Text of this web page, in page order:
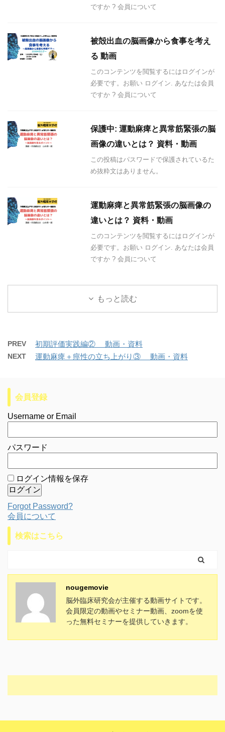
ですか ? 会員について
被殻出血の脳画像から食事を考え
る 動画
このコンテンツを閲覧するにはログインが
必要です。お願い ログイン. あなたは会員
ですか ? 会員について
保護中: 運動麻痺と異常筋緊張の脳
画像の違いとは？ 資料・動画
この投稿はパスワードで保護されているた
め抜粋文はありません。
運動麻痺と異常筋緊張の脳画像の
違いとは？ 資料・動画
このコンテンツを閲覧するにはログインが
必要です。お願い ログイン. あなたは会員
ですか ? 会員について
もっと読む
PREV 初期評価実践編② 動画・資料
NEXT 運動麻痺＋痙性の立ち上がり③ 動画・資料
会員登録
Username or Email
パスワード
ログイン情報を保存
Forgot Password?
会員について
検索はこちら
nougemovie
脳外臨床研究会が主催する動画サイトです。
会員限定の動画やセミナー動画、zoomを使
った無料セミナーを提供していきます。